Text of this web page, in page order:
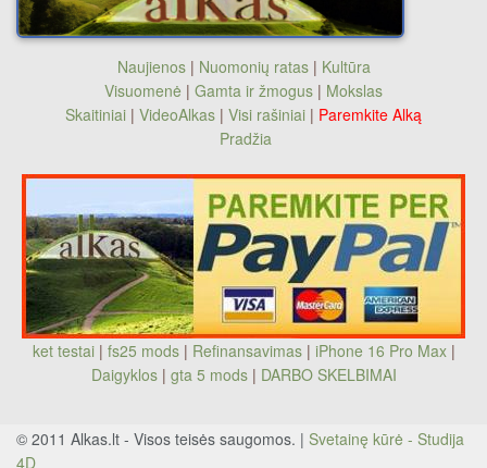
Naujienos| Nuomonių ratas| Kultūra
Visuomenė | Gamta ir žmogus | Mokslas
Skaitiniai | VideoAlkas | Visi rašiniai | Paremkite Alką
Pradžia
ket testai | fs25 mods| Refinansavimas| iPhone 16 Pro Max|
Daigyklos| gta 5 mods | DARBO SKELBIMAI
© 2011 Alkas.lt - Visos teisės saugomos. | Svetainę kūrė - Studija
4D